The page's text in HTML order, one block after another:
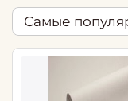
Самые